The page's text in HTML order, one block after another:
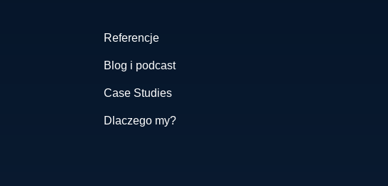
Referencje
Blog i podcast
Case Studies
Dlaczego my?